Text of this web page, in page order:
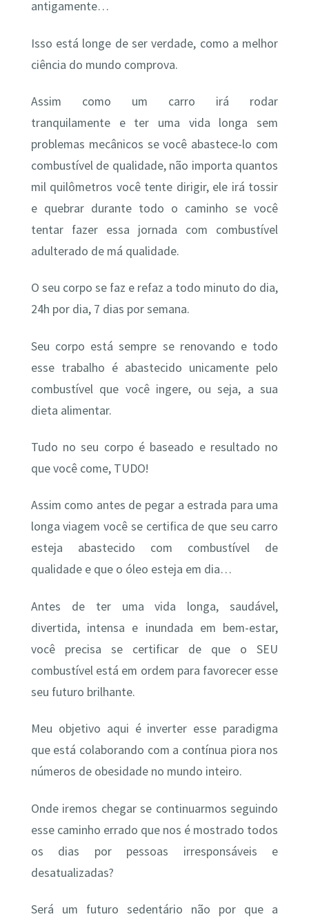
antigamente…
Isso está longe de ser verdade, como a melhor
ciência do mundo comprova.
Assim como um carro irá rodar
tranquilamente e ter uma vida longa sem
problemas mecânicos se você abastece-lo com
combustível de qualidade, não importa quantos
mil quilômetros você tente dirigir, ele irá tossir
e quebrar durante todo o caminho se você
tentar fazer essa jornada com combustível
adulterado de má qualidade.
O seu corpo se faz e refaz a todo minuto do dia,
24h por dia, 7 dias por semana.
Seu corpo está sempre se renovando e todo
esse trabalho é abastecido unicamente pelo
combustível que você ingere, ou seja, a sua
dieta alimentar.
Tudo no seu corpo é baseado e resultado no
que você come, TUDO!
Assim como antes de pegar a estrada para uma
longa viagem você se certifica de que seu carro
esteja abastecido com combustível de
qualidade e que o óleo esteja em dia…
Antes de ter uma vida longa, saudável,
divertida, intensa e inundada em bem-estar,
você precisa se certificar de que o SEU
combustível está em ordem para favorecer esse
seu futuro brilhante.
Meu objetivo aqui é inverter esse paradigma
que está colaborando com a contínua piora nos
números de obesidade no mundo inteiro.
Onde iremos chegar se continuarmos seguindo
esse caminho errado que nos é mostrado todos
os dias por pessoas irresponsáveis e
desatualizadas?
Será um futuro sedentário não por que a